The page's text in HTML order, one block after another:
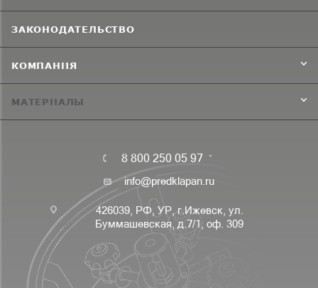
ЗАКОНОДАТЕЛЬСТВО
КОМПАНИЯ
МАТЕРИАЛЫ
8 800 250 05 97
info@predklapan.ru
426039, РФ, УР, г.Ижевск, ул.
Буммашевская, д.7/1, оф. 309